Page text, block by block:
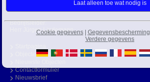
Bedrijfsleider:
Herr Jürgen Lindemann
Objecten Zoeken
Contactformulier
Nieuwsbrief
Cookie gegevens| Gegevensbescherming
Verdere gegevens